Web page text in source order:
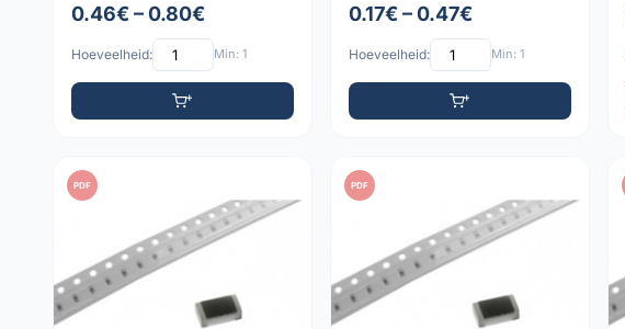
0.46€ – 0.80€
Hoeveelheid: Min: 1
0.17€ – 0.47€
Hoeveelheid: Min: 1
PDF PDF